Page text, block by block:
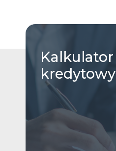
Kalkulator
kredytowy